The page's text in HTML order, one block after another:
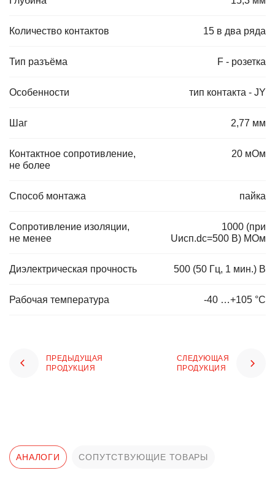
Количество контактов 15 в два ряда
Тип разъёма F - розетка
Особенности тип контакта - JY
Шаг 2,77 мм
Контактное сопротивление,
не более
20 мОм
Способ монтажа пайка
Сопротивление изоляции,
не менее
1000 (при
Uисп.dc=500 В) МОм
Диэлектрическая прочность 500 (50 Гц, 1 мин.) В
Рабочая температура -40 …+105 °С
ПРЕДЫДУЩАЯ
ПРОДУКЦИЯ
СЛЕДУЮЩАЯ
ПРОДУКЦИЯ
АНАЛОГИ СОПУТСТВУЮЩИЕ ТОВАРЫ